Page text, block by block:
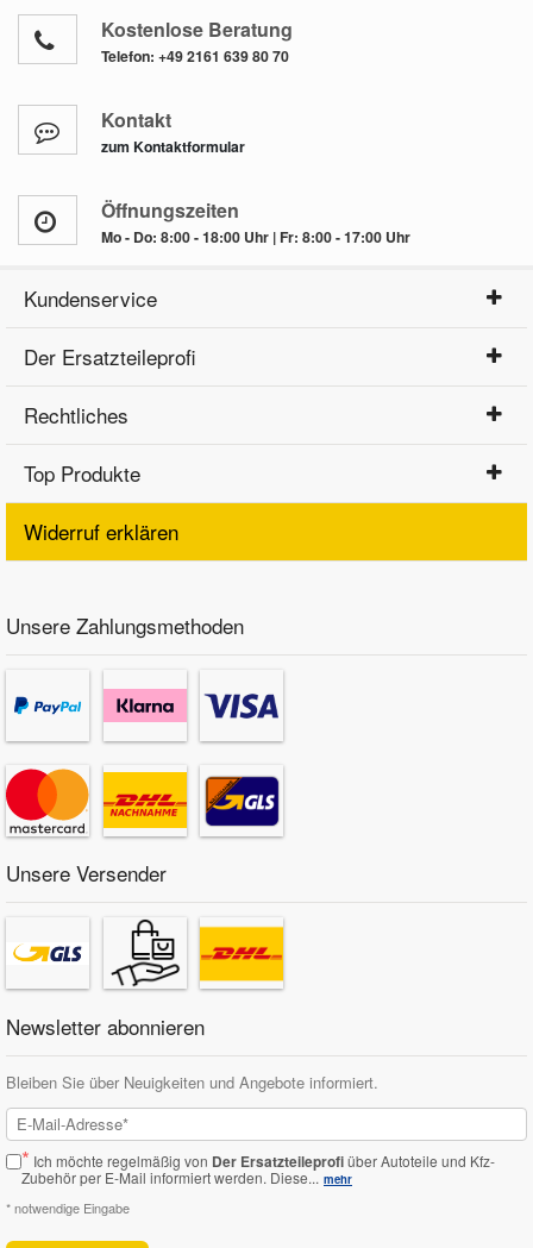
Kostenlose Beratung
Telefon: +49 2161 639 80 70
Kontakt
zum Kontaktformular
Öffnungszeiten
Mo - Do: 8:00 - 18:00 Uhr | Fr: 8:00 - 17:00 Uhr
Kundenservice
Der Ersatzteileprofi
Rechtliches
Top Produkte
Widerruf erklären
Unsere Zahlungsmethoden
Unsere Versender
Newsletter abonnieren
Bleiben Sie über Neuigkeiten und Angebote informiert.
* Ich möchte regelmäßig von Der Ersatzteileprofiüber Autoteile und Kfz-
Zubehör per E-Mail informiert werden. Diese... mehr
* notwendige Eingabe